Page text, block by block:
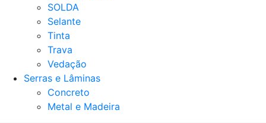
SOLDA
Selante
Tinta
Trava
Vedação
Serras e Lâminas
Concreto
Metal e Madeira